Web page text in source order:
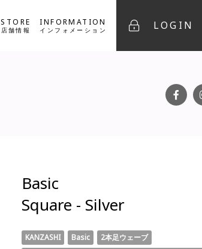
STORE
店舗情報
INFORMATION
インフォメーション LOGIN
Basic
Square - Silver
KANZASHI Basic
2本足ウェーブ